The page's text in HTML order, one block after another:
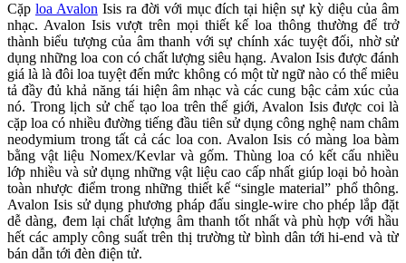
Cặp loa AvalonIsis ra đời với mục đích tại hiện sự kỳ diệu của âm
nhạc. Avalon Isis vượt trên mọi thiết kế loa thông thường để trở
thành biểu tượng của âm thanh với sự chính xác tuyệt đối, nhờ sử
dụng những loa con có chất lượng siêu hạng. Avalon Isis được đánh
giá là là đôi loa tuyệt đến mức không có một từ ngữ nào có thể miêu
tả đầy đủ khả năng tái hiện âm nhạc và các cung bậc cảm xúc của
nó. Trong lịch sử chế tạo loa trên thế giới, Avalon Isis được coi là
cặp loa có nhiều đường tiếng đầu tiên sử dụng công nghệ nam châm
neodymium trong tất cả các loa con. Avalon Isis có màng loa bàm
bằng vật liệu Nomex/Kevlar và gốm. Thùng loa có kết cấu nhiều
lớp nhiều và sử dụng những vật liệu cao cấp nhất giúp loại bỏ hoàn
toàn nhược điểm trong những thiết kế “single material” phổ thông.
Avalon Isis sử dụng phương pháp đấu single-wire cho phép lắp đặt
dễ dàng, đem lại chất lượng âm thanh tốt nhất và phù hợp với hầu
hết các amply công suất trên thị trường từ bình dân tới hi-end và từ
bán dẫn tới đèn điện tử.